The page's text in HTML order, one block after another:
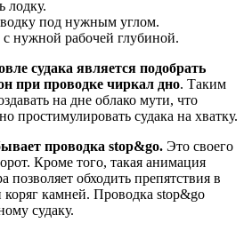
лодку.
под нужным углом.
нужной рабочей глубиной.
судака является подобрать
при проводке чиркал дно. Таким
на дне облако мути, что
простимулировать судака на хватку.
проводка stop&go. Это своего
Кроме того, такая анимация
позволяет обходить препятствия в
камней. Проводка stop&go
судаку.